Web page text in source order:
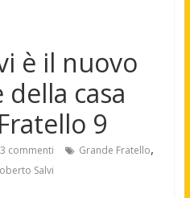
è il nuovo
casa
9
3 commenti Grande Fratello,
Salvi